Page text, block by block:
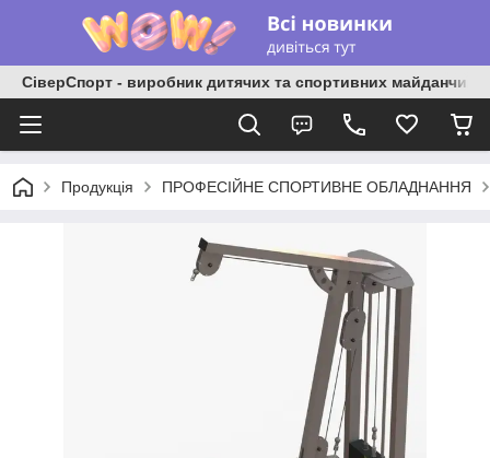
СіверСпорт - виробник дитячих та спортивних майданчиків
Продукція ПРОФЕСІЙНЕ СПОРТИВНЕ ОБЛАДНАННЯ